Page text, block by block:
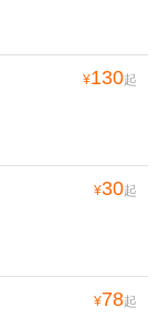
¥130起
¥30起
¥78起